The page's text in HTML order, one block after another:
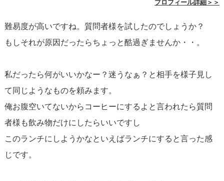
関係を築く上で必要不可欠です。
参考にするのもいいでしょうが、貴女自身の気持ちが最優
先です。そして、相手の反応を見ながらコミュニケーショ
ンを取り、お互いに快適な選択ができるよう努めることも
重要です。
最後に、もし相手の定期的な連絡がないことが引き続き気
プロフィール詳細＞＞
難易度が高いですね。質問者様を試したのでしょうか？
もしそれが原因だったらちょっと酷過ぎませんか・・。
私だったら何がいいかなー？迷うなぁ？と相手を様子見し
て同じようなものを頼みます。
俺お腹空いてないからコーヒーにするよと言われたら質問
者様も飲み物だけにしたらいいですし
このランチにしようかなといえばランチにすると言った感
じです。